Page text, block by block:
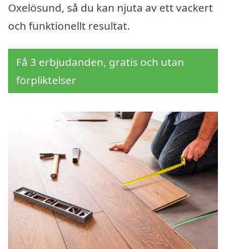
Oxelösund, så du kan njuta av ett vackert
och funktionellt resultat.
Få 3 erbjudanden, gratis och utan
förpliktelser